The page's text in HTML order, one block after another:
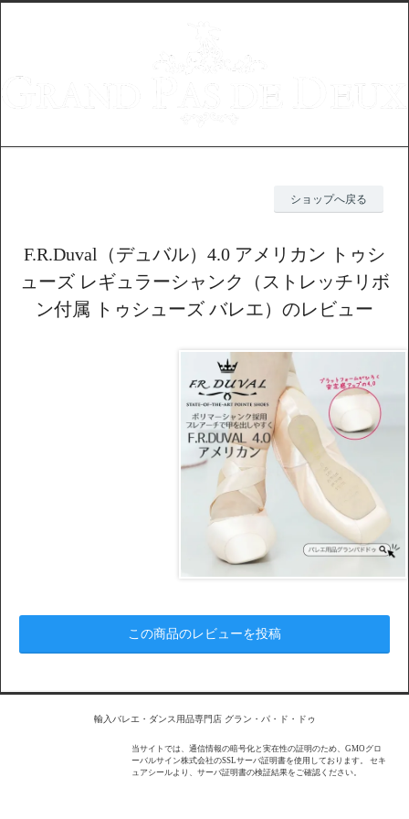
ショップへ戻る
F.R.Duval（デュバル）4.0 アメリカン トゥシ
ューズ レギュラーシャンク（ストレッチリボ
ン付属 トゥシューズ バレエ）のレビュー
この商品のレビューを投稿
輸入バレエ・ダンス用品専門店 グラン・パ・ド・ドゥ
当サイトでは、通信情報の暗号化と実在性の証明のため、GMOグロ
ーバルサイン株式会社のSSLサーバ証明書を使用しております。 セキ
ュアシールより、サーバ証明書の検証結果をご確認ください。